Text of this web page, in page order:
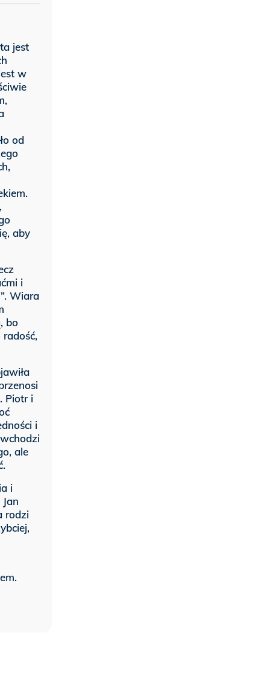
jest
w
od
aby
i
Wiara
bo
radość,
Piotr i
i
ale
i
rodzi